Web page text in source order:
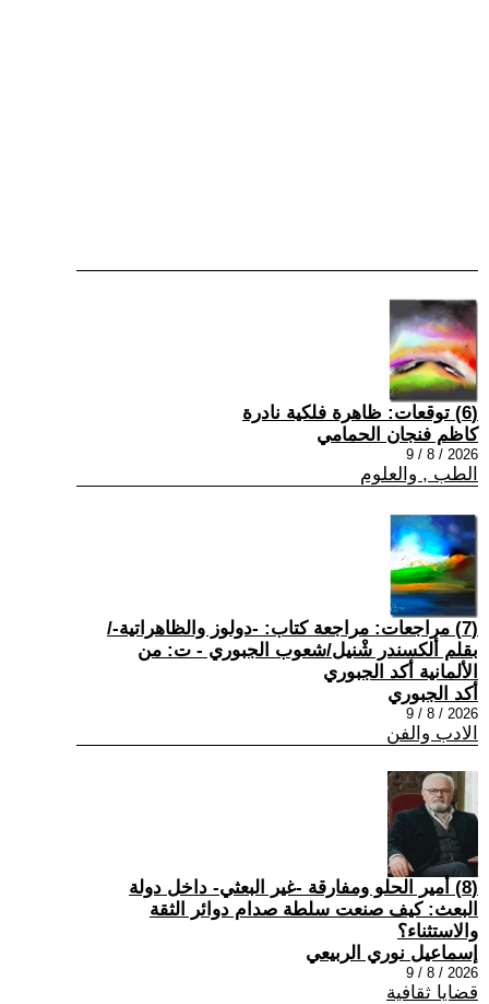
(6) توقعات: ظاهرة فلكية نادرة
كاظم فنجان الحمامي
2026 / 8 / 9
الطب , والعلوم
(7) مراجعات: مراجعة كتاب: -دولوز والظاهراتية-/
بقلم ألكسندر شْنيل/شعوب الجبوري - ت: من
الألمانية أكد الجبوري
أكد الجبوري
2026 / 8 / 9
الادب والفن
(8) أمير الحلو ومفارقة -غير البعثي- داخل دولة
البعث: كيف صنعت سلطة صدام دوائر الثقة
والاستثناء؟
إسماعيل نوري الربيعي
2026 / 8 / 9
قضايا ثقافية